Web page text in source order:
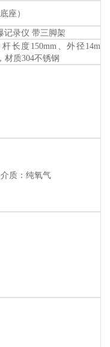
座）
记录仪 带三脚架
长度150mm、外径14m
材质304不锈钢
质：纯氧气